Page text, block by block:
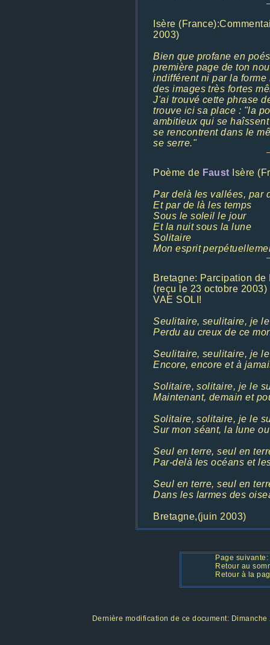
Isère
2003)
Bien que profane en
première page de ton
indifférent ni par la
des images très fortes
J'ai trouvé cette phrase
trouve ici sa place : "la
ambitieux qui se
se rencontrent dans le
se serre."
Poème de Faust Isère
Par delà les vallées, par
Et par de là les temps
Sous le soleil le jour
Et la nuit sous la lune
Solitaire
Mon esprit
Bretagne: Parcipation
(reçu le 23 octobre 2003)
VAE SOLI!
Seulitaire, seulitaire, je
Perdu au creux de ce
Seulitaire, seulitaire, je
Encore, encore et à
Solitaire, solitaire, je le
Maintenant, demain et
Solitaire, solitaire, je le
Sur mon séant, la lune
Seul en terre, seul en
Par-delà les océans et
Seul en terre, seul en
Dans les larmes des
Bretagne,(juin 2003)
Page suivante:
Retour au
Retour à la
Dernière modification de ce document: